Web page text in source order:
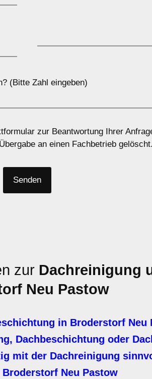
(Bitte Zahl eingeben)
zur Beantwortung Ihrer
an einen Fachbetrieb
zur Dachreinigung
Neu Pastow
in Broderstorf Neu
Dachbeschichtung oder
mit der Dachreinigung
Neu Pastow